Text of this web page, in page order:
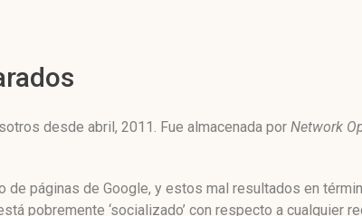
desde abril, 2011. Fue almacenada por Network
de páginas de Google, y estos mal resultados en
pobremente ‘socializado’ con respecto a cualquier